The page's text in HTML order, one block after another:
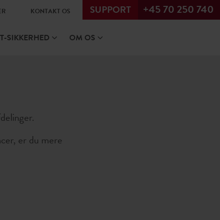
SUPPORT +45 70 250 740
KONTAKT OS
SIKKERHED OM OS
er du mere